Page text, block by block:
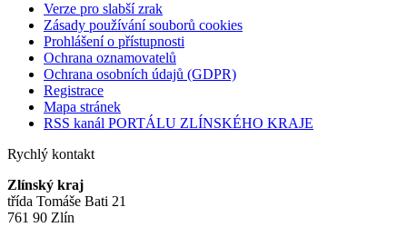
Verze pro slabší zrak
Zásady používání souborů cookies
Prohlášení o přístupnosti
Ochrana oznamovatelů
Ochrana osobních údajů (GDPR)
Registrace
Mapa stránek
RSS kanál PORTÁLU ZLÍNSKÉHO KRAJE
Rychlý kontakt
Zlínský kraj
třída Tomáše Bati 21
761 90 Zlín